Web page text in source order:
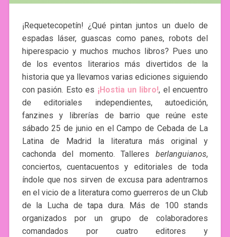
¡Requetecopetín! ¿Qué pintan juntos un duelo de
espadas láser, guascas como panes, robots del
hiperespacio y muchos muchos libros? Pues uno
de los eventos literarios más divertidos de la
historia que ya llevamos varias ediciones siguiendo
con pasión. Esto es ¡Hostia un libro!, el encuentro
de editoriales independientes, autoedición,
fanzines y librerías de barrio que reúne este
sábado 25 de junio en el Campo de Cebada de La
Latina de Madrid la literatura más original y
cachonda del momento. Talleres berlanguianos,
conciertos, cuentacuentos y editoriales de toda
índole que nos sirven de excusa para adentrarnos
en el vicio de a literatura como guerreros de un Club
de la Lucha de tapa dura. Más de 100 stands
organizados por un grupo de colaboradores
comandados por cuatro editores y